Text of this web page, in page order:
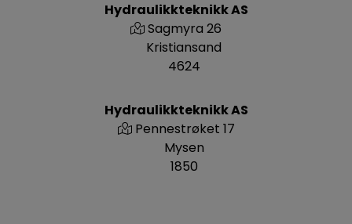
Hydraulikkteknikk AS
Pennestrøket 17
Mysen
1850
Hydraulikkteknikk AS
Sagmyra 26
Kristiansand
4624